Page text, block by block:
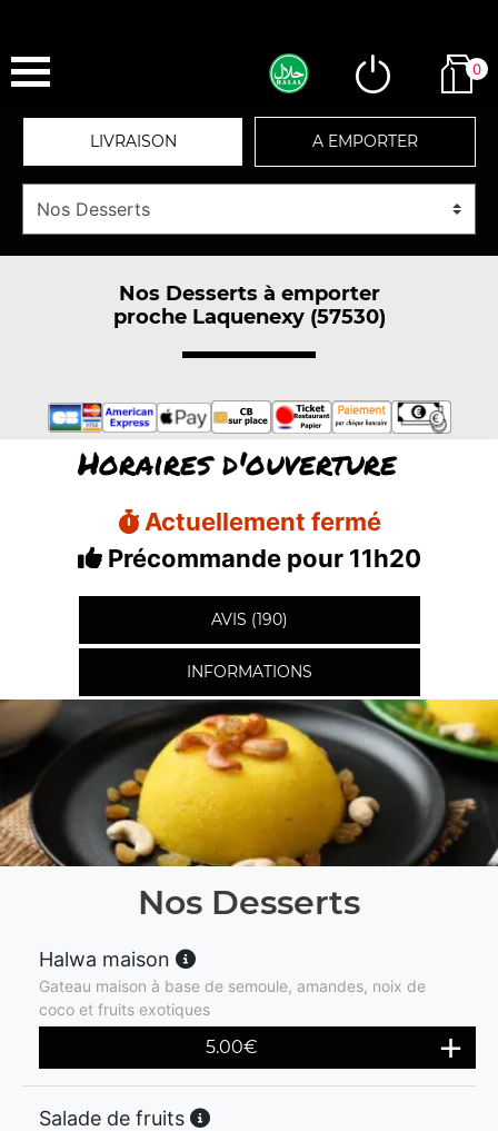
0
LIVRAISON A EMPORTER
Nos Desserts à emporter
proche Laquenexy (57530)
Horaires d'ouverture
Actuellement fermé
Précommande pour 11h20
AVIS (190)
INFORMATIONS
Nos Desserts
Halwa maison
Gateau maison à base de semoule, amandes, noix de
coco et fruits exotiques
5.00€
Salade de fruits